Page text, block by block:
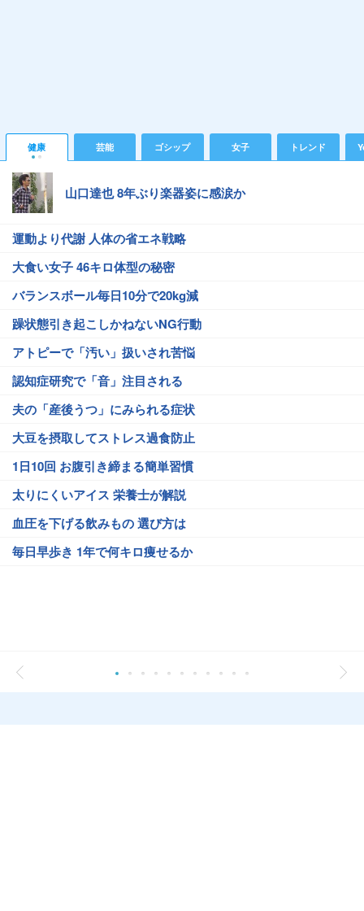
健康 芸能 ゴシップ 女子 トレンド
山口達也 8年ぶり楽器姿に感涙か
運動より代謝 人体の省エネ戦略
大食い女子 46キロ体型の秘密
バランスボール毎日10分で20kg減
躁状態引き起こしかねないNG行動
アトピーで「汚い」扱いされ苦悩
認知症研究で「音」注目される
夫の「産後うつ」にみられる症状
大豆を摂取してストレス過食防止
1日10回 お腹引き締まる簡単習慣
太りにくいアイス 栄養士が解説
血圧を下げる飲みもの 選び方は
毎日早歩き 1年で何キロ痩せるか